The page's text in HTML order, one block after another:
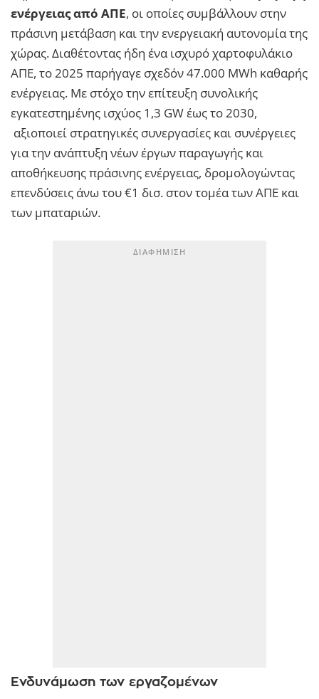
ενέργειας από ΑΠΕ, οι οποίες συμβάλλουν στην
πράσινη μετάβαση και την ενεργειακή αυτονομία της
χώρας. Διαθέτοντας ήδη ένα ισχυρό χαρτοφυλάκιο
ΑΠΕ, το 2025 παρήγαγε σχεδόν 47.000 MWh καθαρής
ενέργειας. Με στόχο την επίτευξη συνολικής
εγκατεστημένης ισχύος 1,3 GW έως το 2030,
αξιοποιεί στρατηγικές συνεργασίες και συνέργειες
για την ανάπτυξη νέων έργων παραγωγής και
αποθήκευσης πράσινης ενέργειας, δρομολογώντας
επενδύσεις άνω του €1 δισ. στον τομέα των ΑΠΕ και
των μπαταριών.
Ενδυνάμωση των εργαζομένων